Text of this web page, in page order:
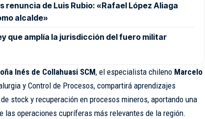
renuncia de Luis Rubio: «Rafael López Aliaga
alcalde»
que amplía la jurisdicción del fuero militar
Inés de Collahuasi SCM, el especialista chileno Marcelo
y Control de Procesos, compartirá aprendizajes
stock y recuperación en procesos mineros, aportando una
las operaciones cupríferas más relevantes de la región.